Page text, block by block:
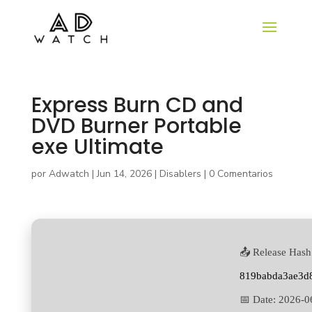
Express Burn CD and
DVD Burner Portable
exe Ultimate
por Adwatch |Jun 14, 2026| Disablers | 0 Comentarios
📤 Release
📅 Date: 2026-